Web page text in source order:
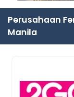
Perusahaan
Manila